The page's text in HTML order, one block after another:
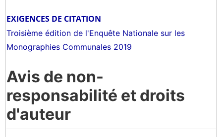
EXIGENCES DE CITATION
Troisième édition de l'Enquête Nationale sur les
Monographies Communales 2019
Avis de non-
responsabilité et droits
d'auteur